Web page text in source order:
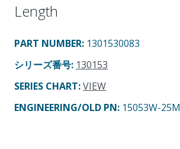
Length
PART NUMBER: 1301530083
シリーズ番号: 130153
SERIES CHART:VIEW
ENGINEERING/OLD PN: 15053W-25M